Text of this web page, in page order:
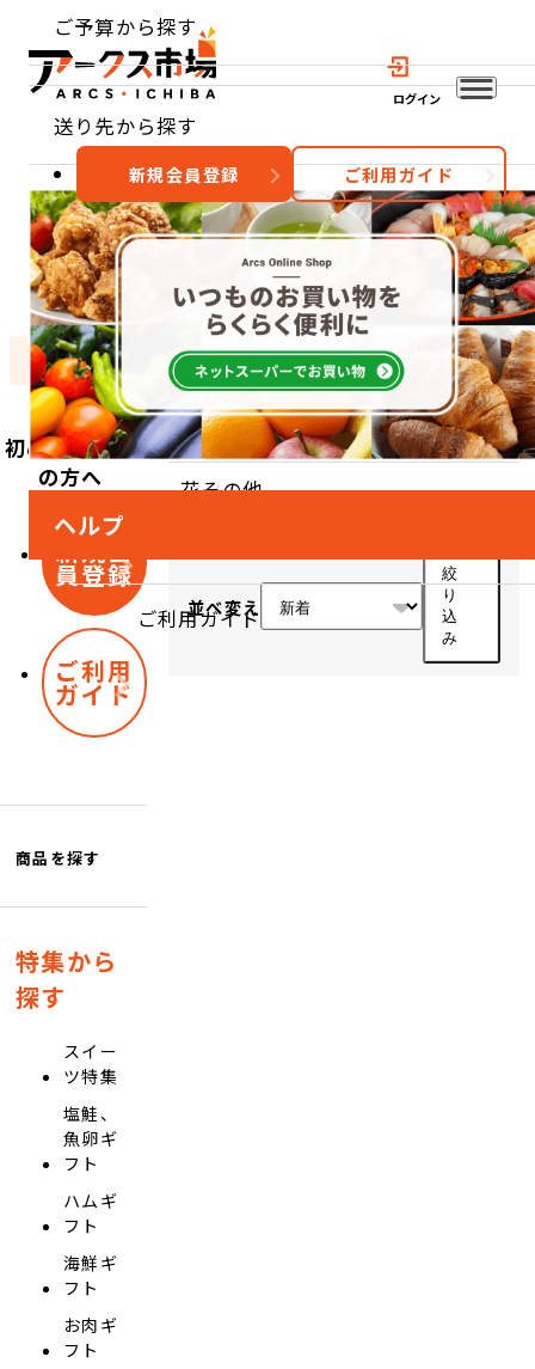
ログイン
ご予算から探す
送り先から探す
ヘルプ
ご利用ガイド
新規会員登録 ご利用ガイド
おすすめ 特集 カテゴリー
カテゴリーから探す 野菜 花その他
初めてご利用
の方へ
新規会
員登録
ご利用
ガイド
商品を探す
特集から
探す
スイー
ツ特集
塩鮭、
魚卵ギ
フト
ハムギ
フト
海鮮ギ
フト
お肉ギ
フト
花その他
並べ変え
絞
り
込
み